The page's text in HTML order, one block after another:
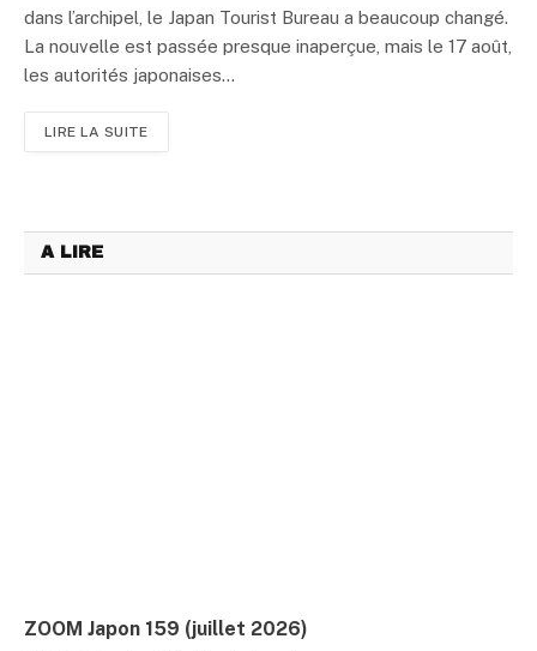
dans l’archipel, le Japan Tourist Bureau a beaucoup changé.
La nouvelle est passée presque inaperçue, mais le 17 août,
les autorités japonaises...
LIRE LA SUITE
A LIRE
ZOOM Japon 159 (juillet 2026)